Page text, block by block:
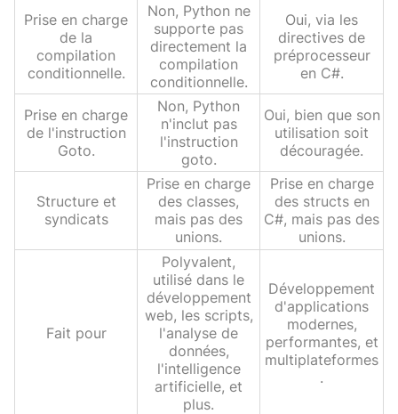
Prise en charge
de la
compilation
conditionnelle.
Non, Python ne
supporte pas
directement la
compilation
conditionnelle.
Oui, via les
directives de
préprocesseur
en C#.
Prise en charge
de l'instruction
Goto.
Non, Python
n'inclut pas
l'instruction
goto.
Oui, bien que son
utilisation soit
découragée.
Structure et
syndicats
Prise en charge
des classes,
mais pas des
unions.
Prise en charge
des structs en
C#, mais pas des
unions.
Fait pour
Polyvalent,
utilisé dans le
développement
web, les scripts,
l'analyse de
données,
l'intelligence
artificielle, et
plus.
Développement
d'applications
modernes,
performantes, et
multiplateformes
.